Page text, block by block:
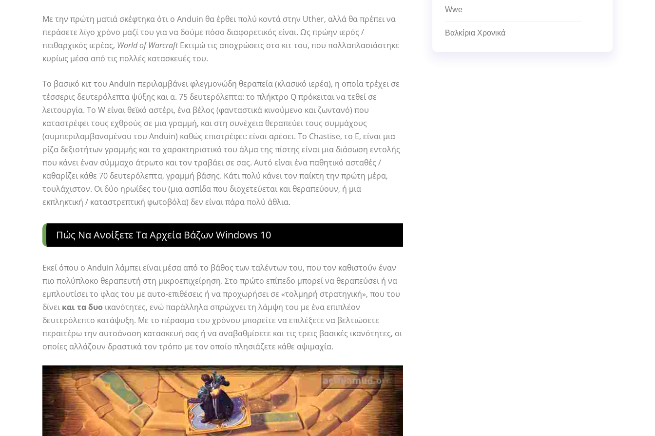
Με την πρώτη ματιά σκέφτηκα ότι ο Anduin θα έρθει πολύ κοντά στην Uther, αλλά θα πρέπει να
περάσετε λίγο χρόνο μαζί του για να δούμε πόσο διαφορετικός είναι. Ως πρώην ιερός /
πειθαρχικός ιερέας, World of WarcraftΕκτιμώ τις αποχρώσεις στο κιτ του, που πολλαπλασιάστηκε
κυρίως μέσα από τις πολλές κατασκευές του.
Το βασικό κιτ του Anduin περιλαμβάνει φλεγμονώδη θεραπεία (κλασικό ιερέα), η οποία τρέχει σε
τέσσερις δευτερόλεπτα ψύξης και α. 75 δευτερόλεπτα: το πλήκτρο Q πρόκειται να τεθεί σε
λειτουργία. Το W είναι θεϊκό αστέρι, ένα βέλος (φανταστικά κινούμενο και ζωντανό) που
καταστρέφει τους εχθρούς σε μια γραμμή, και στη συνέχεια θεραπεύει τους συμμάχους
(συμπεριλαμβανομένου του Anduin) καθώς επιστρέφει: είναι αρέσει. Το Chastise, το E, είναι μια
ρίζα δεξιοτήτων γραμμής και το χαρακτηριστικό του άλμα της πίστης είναι μια διάσωση εντολής
που κάνει έναν σύμμαχο άτρωτο και τον τραβάει σε σας. Αυτό είναι ένα παθητικό ασταθές /
καθαρίζει κάθε 70 δευτερόλεπτα, γραμμή βάσης. Κάτι πολύ κάνει τον παίκτη την πρώτη μέρα,
τουλάχιστον. Οι δύο ηρωίδες του (μια ασπίδα που διοχετεύεται και θεραπεύουν, ή μια
εκπληκτική / καταστρεπτική φωτοβόλα) δεν είναι πάρα πολύ άθλια.
Πώς Να Ανοίξετε Τα Αρχεία Βάζων Windows 10
Εκεί όπου ο Anduin λάμπει είναι μέσα από το βάθος των ταλέντων του, που τον καθιστούν έναν
πιο πολύπλοκο θεραπευτή στη μικροεπιχείρηση. Στο πρώτο επίπεδο μπορεί να θεραπεύσει ή να
εμπλουτίσει το φλας του με αυτο-επιθέσεις ή να προχωρήσει σε «τολμηρή στρατηγική», που του
δίνει και τα δυο ικανότητες, ενώ παράλληλα σπρώχνει τη λάμψη του με ένα επιπλέον
δευτερόλεπτο κατάψυξη. Με το πέρασμα του χρόνου μπορείτε να επιλέξετε να βελτιώσετε
περαιτέρω την αυτοάνοση κατασκευή σας ή να αναβαθμίσετε και τις τρεις βασικές ικανότητες, οι
οποίες αλλάζουν δραστικά τον τρόπο με τον οποίο πλησιάζετε κάθε αψιμαχία.
Wwe
Βαλκίρια Χρονικά